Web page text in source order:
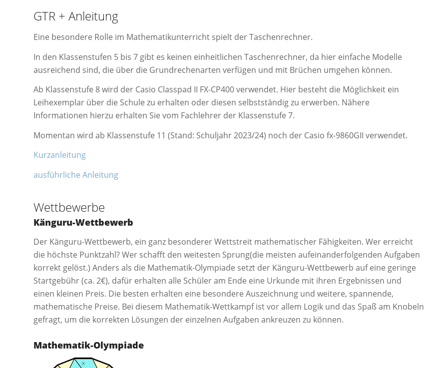
GTR + Anleitung
Eine besondere Rolle im Mathematikunterricht spielt der Taschenrechner.
In den Klassenstufen 5 bis 7 gibt es keinen einheitlichen Taschenrechner, da hier einfache Modelle
ausreichend sind, die über die Grundrechenarten verfügen und mit Brüchen umgehen können.
Ab Klassenstufe 8 wird der Casio Classpad II FX-CP400 verwendet. Hier besteht die Möglichkeit ein
Leihexemplar über die Schule zu erhalten oder diesen selbstständig zu erwerben. Nähere
Informationen hierzu erhalten Sie vom Fachlehrer der Klassenstufe 7.
Momentan wird ab Klassenstufe 11 (Stand: Schuljahr 2023/24) noch der Casio fx-9860GII verwendet.
Kurzanleitung
ausführliche Anleitung
Wettbewerbe
Känguru-Wettbewerb
Der Känguru-Wettbewerb, ein ganz besonderer Wettstreit mathematischer Fähigkeiten. Wer erreicht
die höchste Punktzahl? Wer schafft den weitesten Sprung(die meisten aufeinanderfolgenden Aufgaben
korrekt gelöst.) Anders als die Mathematik-Olympiade setzt der Känguru-Wettbewerb auf eine geringe
Startgebühr (ca. 2€), dafür erhalten alle Schüler am Ende eine Urkunde mit ihren Ergebnissen und
einen kleinen Preis. Die besten erhalten eine besondere Auszeichnung und weitere, spannende,
mathematische Preise. Bei diesem Mathematik-Wettkampf ist vor allem Logik und das Spaß am Knobeln
gefragt, um die korrekten Lösungen der einzelnen Aufgaben ankreuzen zu können.
Mathematik-Olympiade